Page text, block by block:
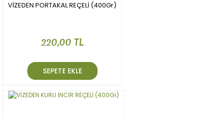
VİZEDEN PORTAKAL REÇELİ (400Gr)
220,00 TL
SEPETE EKLE